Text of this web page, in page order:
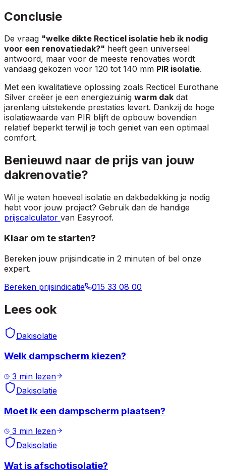
Conclusie
De vraag "welke dikte Recticel isolatie heb ik nodig
voor een renovatiedak?" heeft geen universeel
antwoord, maar voor de meeste renovaties wordt
vandaag gekozen voor 120 tot 140 mm PIR isolatie.
Met een kwalitatieve oplossing zoals Recticel Eurothane
Silver creëer je een energiezuinig warm dak dat
jarenlang uitstekende prestaties levert. Dankzij de hoge
isolatiewaarde van PIR blijft de opbouw bovendien
relatief beperkt terwijl je toch geniet van een optimaal
comfort.
Benieuwd naar de prijs van jouw
dakrenovatie?
Wil je weten hoeveel isolatie en dakbedekking je nodig
hebt voor jouw project? Gebruik dan de handige
prijscalculator van Easyroof.
Klaar om te starten?
Bereken jouw prijsindicatie in 2 minuten of bel onze
expert.
Bereken prijsindicatie
015 33 08 00
Lees ook
Dakisolatie
Welk dampscherm kiezen?
3 min lezen
Dakisolatie
Moet ik een dampscherm plaatsen?
3 min lezen
Dakisolatie
Wat is afschotisolatie?